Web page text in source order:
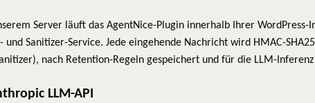
Server läuft das AgentNice-Plugin innerhalb Ihrer
und Sanitizer-Service. Jede eingehende Nachricht wird HMAC-
nach Retention-Regeln gespeichert und für die LLM-
LLM-API